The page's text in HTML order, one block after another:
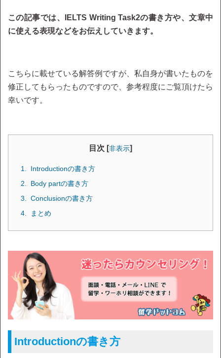
この記事では、IELTS Writing Task2の書き方や、文章中
に使える表現などをお伝えしていきます。
こちらに載せている解答例ですが、私自身が書いたものを
修正してもらったものですので、参考程度にご覧頂けたら
幸いです。
目次 [非表示]
Introductionの書き方
Body partの書き方
Conclusionの書き方
まとめ
Introductionの書き方